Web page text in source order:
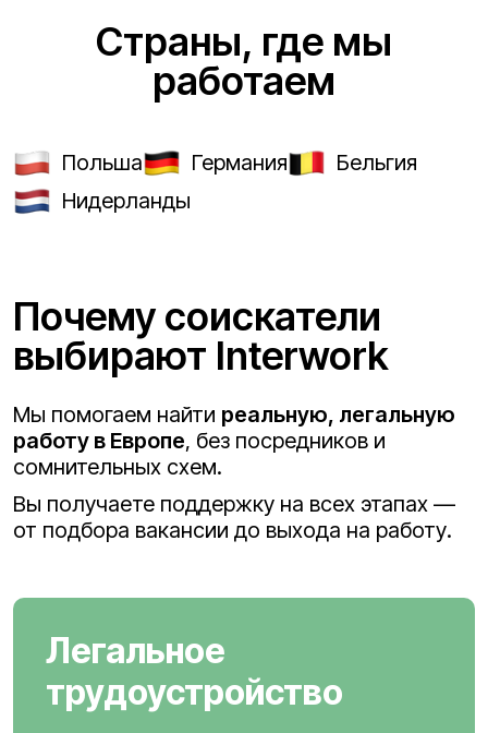
Страны, где мы
работаем
Польша Германия
Бельгия
Нидерланды
Почему соискатели
выбирают Interwork
Мы помогаем найти реальную, легальную
работу в Европе, без посредников и
сомнительных схем.
Вы получаете поддержку на всех этапах —
от подбора вакансии до выхода на работу.
Легальное
трудоустройство